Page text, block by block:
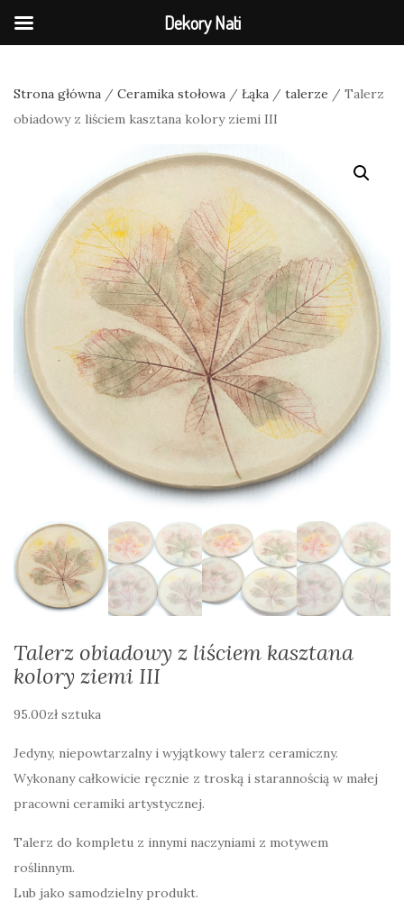
Strona główna / Ceramika stołowa / Łąka / talerze / Talerz
obiadowy z liściem kasztana kolory ziemi III
Talerz obiadowy z liściem kasztana
kolory ziemi III
95.00zł sztuka
Jedyny, niepowtarzalny i wyjątkowy talerz ceramiczny.
Wykonany całkowicie ręcznie z troską i starannością w małej
pracowni ceramiki artystycznej.
Talerz do kompletu z innymi naczyniami z motywem
roślinnym.
Lub jako samodzielny produkt.
Dekory Nati